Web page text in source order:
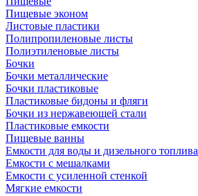
Пищевые эконом
Листовые пластики
Полипропиленовые листы
Полиэтиленовые листы
Бочки
Бочки металлические
Бочки пластиковые
Пластиковые бидоны и фляги
Бочки из нержавеющей стали
Пластиковые емкости
Пищевые ванны
Емкости для воды и дизельного топлива
Емкости с мешалками
Емкости с усиленной стенкой
Мягкие емкости